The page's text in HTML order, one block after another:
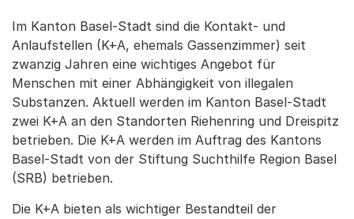
Im Kanton Basel-Stadt sind die Kontakt- und
Anlaufstellen (K+A, ehemals Gassenzimmer) seit
zwanzig Jahren eine wichtiges Angebot für
Menschen mit einer Abhängigkeit von illegalen
Substanzen. Aktuell werden im Kanton Basel-Stadt
zwei K+A an den Standorten Riehenring und Dreispitz
betrieben. Die K+A werden im Auftrag des Kantons
Basel-Stadt von der Stiftung Suchthilfe Region Basel
(SRB) betrieben.
Die K+A bieten als wichtiger Bestandteil der